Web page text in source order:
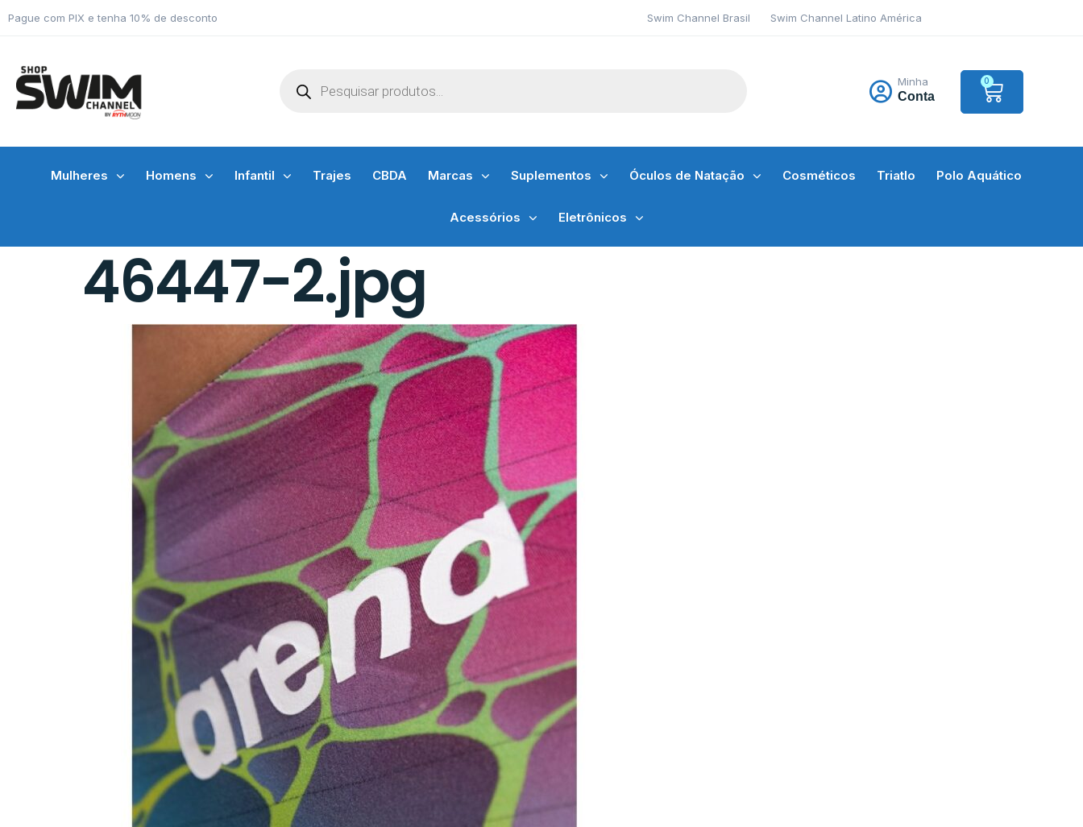
Pague com PIX e tenha 10% de desconto Swim Channel Brasil Swim Channel Latino América
Minha
Conta
0
Mulheres Homens Infantil Trajes CBDA Marcas Suplementos Óculos de Natação Cosméticos Triatlo Polo Aquático
Acessórios Eletrônicos
46447-2.jpg